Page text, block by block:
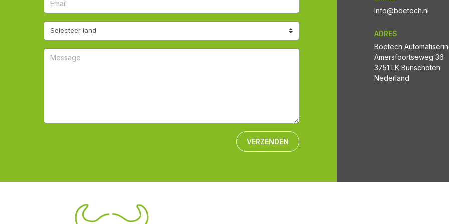
VERZENDEN
Info@boetech.nl
ADRES
Boetech
Amersfoortseweg 36
3751 LK Bunschoten
Nederland